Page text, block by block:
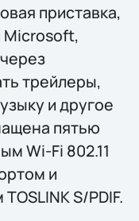
приставка,
Microsoft,
трейлеры,
и другое
пятью
Wi-Fi 802.11
и
S/PDIF.